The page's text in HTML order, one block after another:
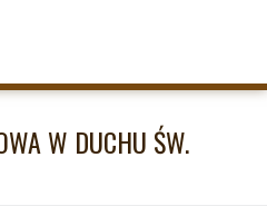
W DUCHU ŚW.